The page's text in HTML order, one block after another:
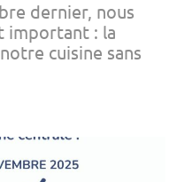
dernier, nous
important : la
cuisine sans